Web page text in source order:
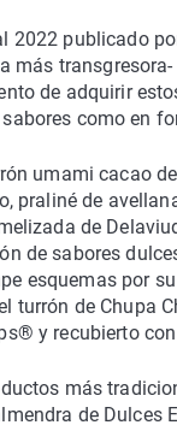
2022 publicado
más
de adquirir
como en
umami cacao
praliné de
de
de sabores
esquemas por
turrón de Chupa
y recubierto
más
de Dulces